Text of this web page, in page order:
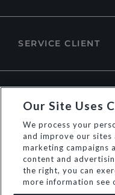
SERVICE CLIENT
Our Site Uses
We process your
and improve our sites
marketing campaigns
content and
the right, you can
more information see